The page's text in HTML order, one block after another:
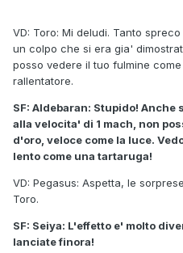
VD: Toro: Mi deludi. Tanto
un colpo che si era gia'
posso vedere il tuo fulmine
rallentatore.
SF: Aldebaran: Stupido! Anche
alla velocita' di 1 mach, non
d'oro, veloce come la luce.
lento come una tartaruga!
VD: Pegasus: Aspetta, le
Toro.
SF: Seiya: L'effetto e' molto
lanciate finora!